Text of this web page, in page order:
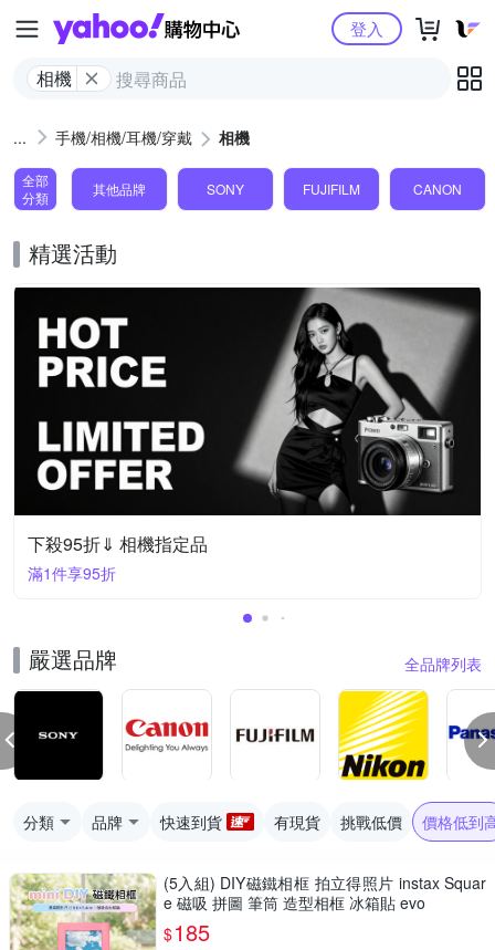
Yahoo購物中心
相機
登入
手機/相機/耳機/穿戴 相機
全部
分類
其他品牌 SONY FUJIFILM CANON
精選活動
下殺95折⇓ 相機指定品
滿1件享95折
嚴選品牌 全品牌列表
分類 品牌 快速到貨 有現貨 挑戰低價 價格低到
(5入組) DIY磁鐵相框 拍立得照片 instax Squar
e 磁吸 拼圖 筆筒 造型相框 冰箱貼 evo
$185